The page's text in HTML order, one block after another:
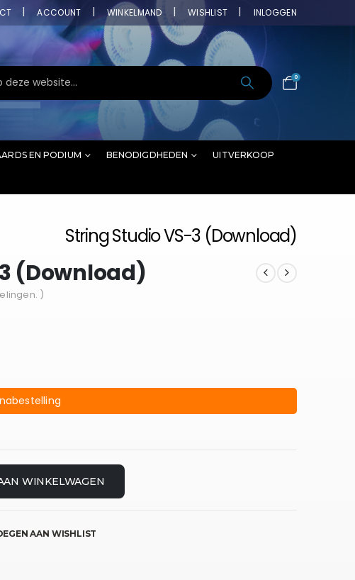
ACCOUNT WINKELMAND WISHLIST INLOGGEN
0
EN PODIUM BENODIGDHEDEN UITVERKOOP
String Studio VS-3 (Download)
(Download)
)
WINKELWAGEN
AAN WISHLIST